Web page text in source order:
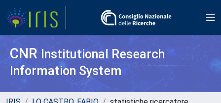
CNR Institutional Research
Information System